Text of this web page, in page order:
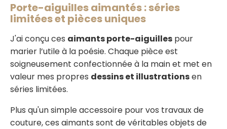
Porte-aiguilles aimantés : séries
limitées et pièces uniques
J'ai conçu ces aimants porte-aiguilles pour
marier l’utile à la poésie. Chaque pièce est
soigneusement confectionnée à la main et met en
valeur mes propres dessins et illustrationsen
séries limitées.
Plus qu'un simple accessoire pour vos travaux de
couture, ces aimants sont de véritables objets de